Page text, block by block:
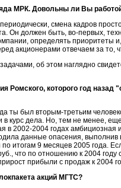
МРК. Довольны ли Вы
смена кадров
Он должен быть, во-первых,
определять приоритеты и,
акционерами отвечаем за то,
об этом наглядно
Ромского, которого год
ты был вторым-третьим
курс дела. Но, тем не менее,
в 2002-2004 годах амбициозная
данные опасения, выполнив
итогам 9 месяцев 2005 года.
что по отношению к 2004
прибыли с продаж к 2004
акций МГТС?